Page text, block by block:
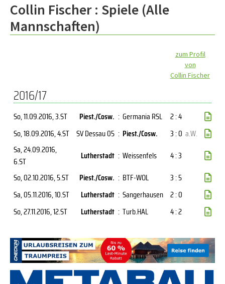
Collin Fischer : Spiele (Alle
Mannschaften)
zum Profil
von
Collin Fischer
2016/17
So, 11.09.2016, 3.ST Piest./Cosw. : Germania RSL
2 : 4
So, 18.09.2016, 4.ST SV Dessau 05 : Piest./Cosw. 3 : 0 a.W.
Sa, 24.09.2016,
6.ST
Lutherstadt : Weissenfels
4 : 3
So, 02.10.2016, 5.ST Piest./Cosw. : BTF-WOL
3 : 5
Sa, 05.11.2016, 10.ST Lutherstadt : Sangerhausen 2 : 0
So, 27.11.2016, 12.ST Lutherstadt : Turb.HAL 4 : 2